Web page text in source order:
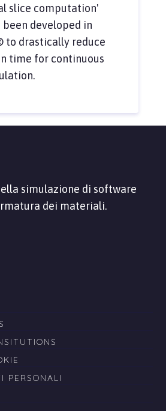
slice computation'
been developed in
to drastically reduce
time for continuous
simulazione di software
dei materiali.
PERSONALI